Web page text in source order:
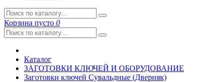
Корзина пусто 0
Каталог
ЗАГОТОВКИ КЛЮЧЕЙ И ОБОРУДОВАНИЕ
Заготовки ключей Сувальдные (Дверняк)